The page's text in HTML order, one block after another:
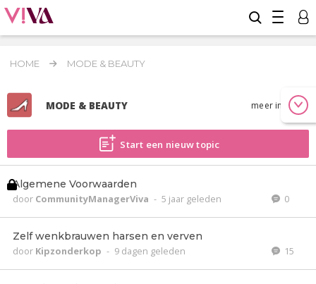
HOME MODE & BEAUTY
MODE & BEAUTY meer info
Start een nieuw topic
Algemene Voorwaarden
door CommunityManagerViva - 5 jaar geleden 0
Zelf wenkbrauwen harsen en verven
door Kipzonderkop - 9 dagen geleden 15